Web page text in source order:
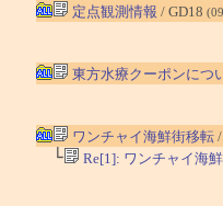
定点観測情報 / GD18
東方水療クーポンにつ
ワンチャイ海鮮街移転/
└ Re[1]: ワンチャイ海